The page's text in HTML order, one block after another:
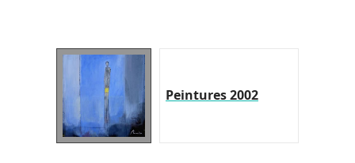
Peintures 2002